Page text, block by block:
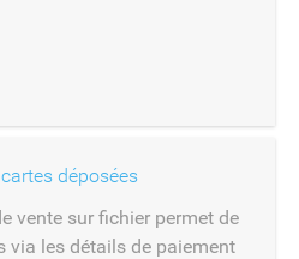
déposées
vente sur fichier permet de
via les détails de paiement